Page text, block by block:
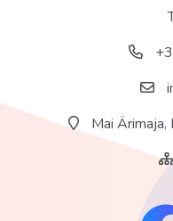
Mai Ärimaja,